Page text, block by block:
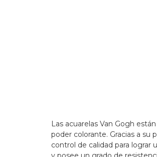
Las acuarelas Van Gogh
poder colorante. Gracias a su
control de calidad para lograr